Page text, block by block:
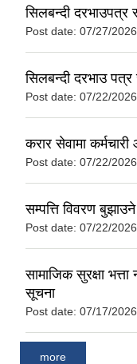
सिलबन्दी
Post date: 07/27/
सिलबन्दी दरभाउ
Post date: 07/22/
करार सेवामा
Post date: 07/22/
सम्पत्ति विवरण
Post date: 07/22/
सामाजिक सुरक्षा
सूचना
Post date: 07/17/
more